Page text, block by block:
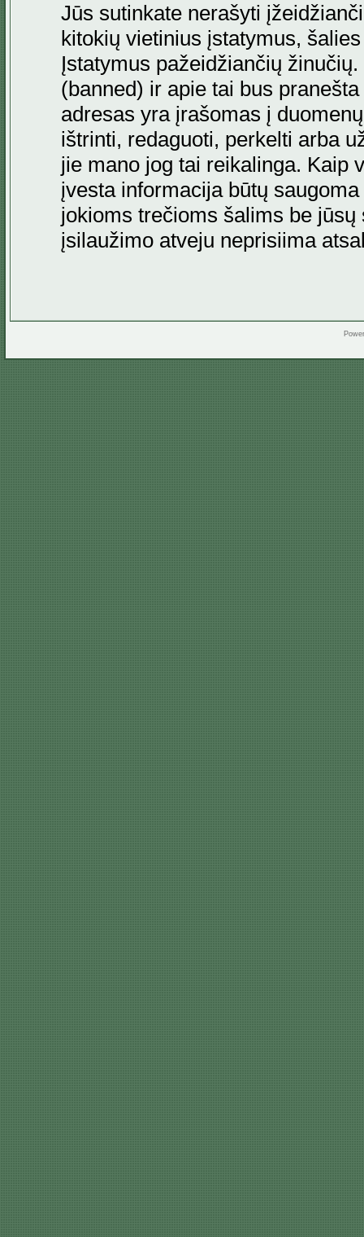
Jūs sutinkate nerašyti
kitokių vietinius įstatymus,
Įstatymus pažeidžiančių
(banned) ir apie tai bus
adresas yra įrašomas į
ištrinti, redaguoti, perkelti arba
jie mano jog tai reikalinga. Kaip
įvesta informacija būtų
jokioms trečioms šalims be jūsų
įsilaužimo atveju neprisiima